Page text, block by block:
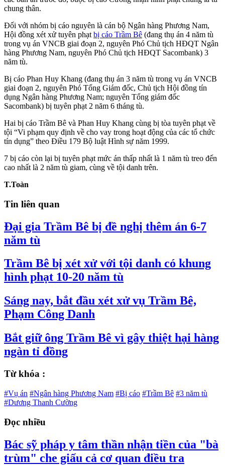
chung thân.
Đối với nhóm bị cáo nguyên là cán bộ Ngân hàng Phương Nam,
Hội đồng xét xử tuyên phạt bị cáo Trầm Bê (đang thụ án 4 năm tù
trong vụ án VNCB giai đoạn 2, nguyên Phó Chủ tịch HĐQT Ngân
hàng Phương Nam, nguyên Phó Chủ tịch HĐQT Sacombank) 3
năm tù.
Bị cáo Phan Huy Khang (đang thụ án 3 năm tù trong vụ án VNCB
giai đoạn 2, nguyên Phó Tổng Giám đốc, Chủ tịch Hội đồng tín
dụng Ngân hàng Phương Nam; nguyên Tổng giám đốc
Sacombank) bị tuyên phạt 2 năm 6 tháng tù.
Hai bị cáo Trầm Bê và Phan Huy Khang cùng bị tòa tuyên phạt về
tội “Vi phạm quy định về cho vay trong hoạt động của các tổ chức
tín dụng” theo Điều 179 Bộ luật Hình sự năm 1999.
7 bị cáo còn lại bị tuyên phạt mức án thấp nhất là 1 năm tù treo đến
cao nhất là 2 năm tù giam, cùng về tội danh trên.
T.Toàn
Tin liên quan
Đại gia Trầm Bê bị đề nghị thêm án 6-7
năm tù
Trầm Bê bị xét xử với tội danh có khung
hình phạt 10-20 năm tù
Sáng nay, bắt đầu xét xử vụ Trầm Bê,
Phạm Công Danh
Bắt giữ ông Trầm Bê vì gây thiệt hại hàng
ngàn tỉ đồng
Từ khóa :
#Vụ án #Ngân hàng Phương Nam #Bị cáo #Trầm Bê #3 năm tù
#Dương Thanh Cường
Đọc nhiều
Bác sỹ pháp y tâm thần nhận tiền của "bà
trùm" che giấu cả cơ quan điều tra